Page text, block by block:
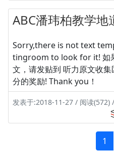
ABC潘玮柏教学
Sorry,there is not text
tingroom to look for it! 如
文，请发贴到 听力原文收
分的奖励! Thank you！
发表于:2018-11-27 / 阅读(572)
1